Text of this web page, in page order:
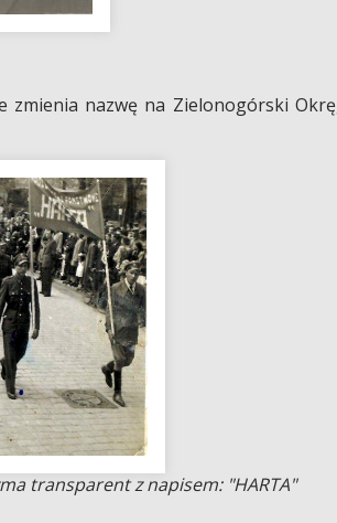
zmienia nazwę na Zielonogórski
transparent z napisem: "HARTA"